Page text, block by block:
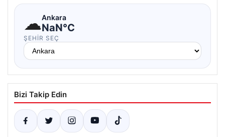
☁Ankara
NaN°C
ŞEHIR SEÇ
Bizi Takip Edin